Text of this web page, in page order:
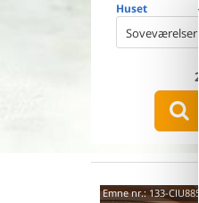
Huset
Soveværelser
2
Emne nr.:133-CIU885